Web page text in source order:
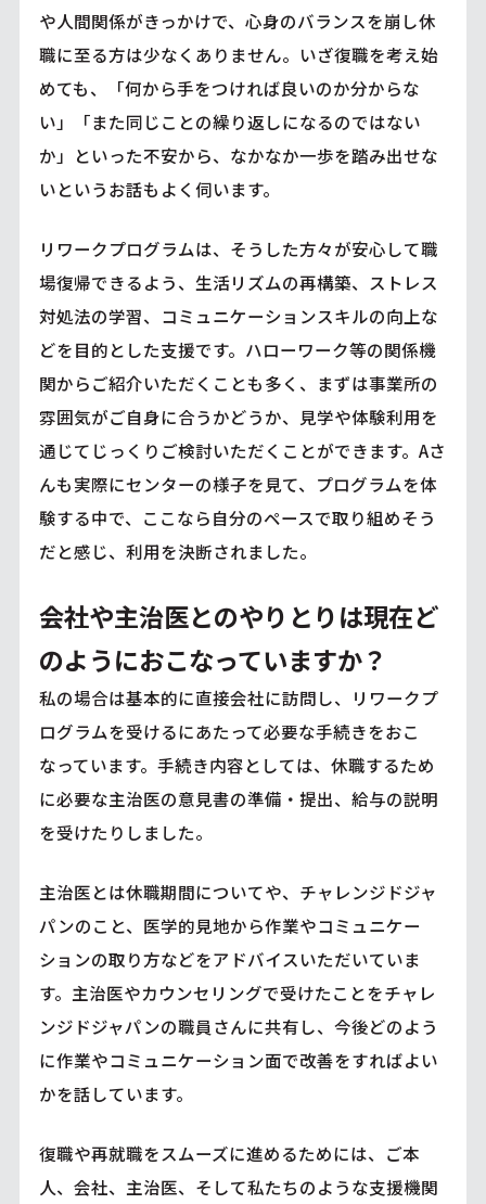
や人間関係がきっかけで、心身のバランスを崩し休
職に至る方は少なくありません。いざ復職を考え始
めても、「何から手をつければ良いのか分からな
い」「また同じことの繰り返しになるのではない
か」といった不安から、なかなか一歩を踏み出せな
いというお話もよく伺います。
リワークプログラムは、そうした方々が安心して職
場復帰できるよう、生活リズムの再構築、ストレス
対処法の学習、コミュニケーションスキルの向上な
どを目的とした支援です。ハローワーク等の関係機
関からご紹介いただくことも多く、まずは事業所の
雰囲気がご自身に合うかどうか、見学や体験利用を
通じてじっくりご検討いただくことができます。Aさ
んも実際にセンターの様子を見て、プログラムを体
験する中で、ここなら自分のペースで取り組めそう
だと感じ、利用を決断されました。
会社や主治医とのやりとりは現在ど
のようにおこなっていますか？
私の場合は基本的に直接会社に訪問し、リワークプ
ログラムを受けるにあたって必要な手続きをおこ
なっています。手続き内容としては、休職するため
に必要な主治医の意見書の準備・提出、給与の説明
を受けたりしました。
主治医とは休職期間についてや、チャレンジドジャ
パンのこと、医学的見地から作業やコミュニケー
ションの取り方などをアドバイスいただいていま
す。主治医やカウンセリングで受けたことをチャレ
ンジドジャパンの職員さんに共有し、今後どのよう
に作業やコミュニケーション面で改善をすればよい
かを話しています。
復職や再就職をスムーズに進めるためには、ご本
人、会社、主治医、そして私たちのような支援機関